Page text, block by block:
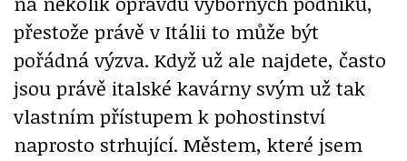
přestože právě v Itálii to může být
pořádná výzva. Když už ale najdete, často
jsou právě italské kavárny svým už tak
vlastním přístupem k pohostinství
naprosto strhující. Městem, které jsem